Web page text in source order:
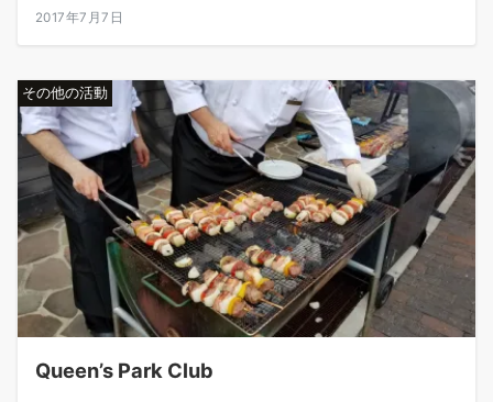
2017年7月7日
その他の活動
Queen’s Park Club